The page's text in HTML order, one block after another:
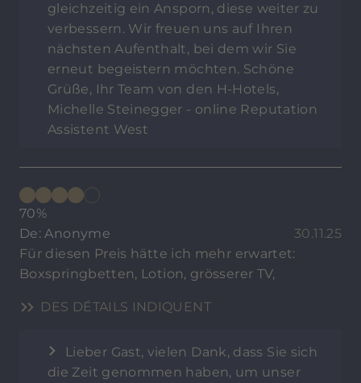
gleichzeitig ein Ansporn, diese weiter zu
verbessern. Wir freuen uns auf Ihren
nächsten Aufenthalt, bei dem wir Sie
erneut begeistern möchten. Schöne
Grüße, Ihr Team von den H-Hotels,
Michelle Steinegger - online Reputation
Assistent West
70%
De: Anonyme
30.11.25
Für diesen Preis hätte ich mehr erwartet:
Boxspringbetten, Lotion, grösserer TV,
DES DÉTAILS INDIQUENT
Lieber Gast, vielen Dank, dass Sie sich
die Zeit genommen haben, um unser